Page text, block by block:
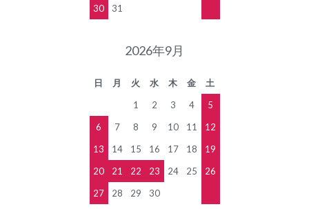
30
31
2026年9月
日 月 火 水 木 金
土
1
2 3 4
5
6
7 8 9 10 11
12
13
14 15 16 17 18
19
20
21 22 23 24 25
26
27
28 29 30